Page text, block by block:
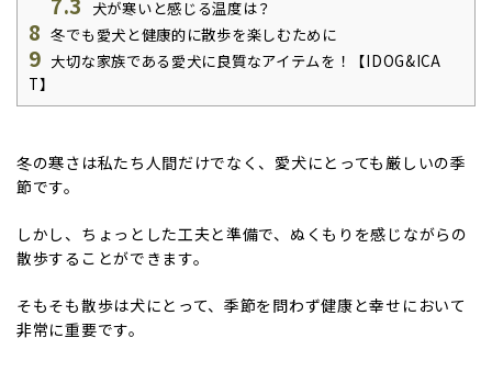
犬が寒いと感じる温度は？
8 冬でも愛犬と健康的に散歩を楽しむために
9 大切な家族である愛犬に良質なアイテムを！【IDOG&ICA
T】
冬の寒さは私たち人間だけでなく、愛犬にとっても厳しいの季
節です。
しかし、ちょっとした工夫と準備で、ぬくもりを感じながらの
散歩することができます。
そもそも散歩は犬にとって、季節を問わず健康と幸せにおいて
非常に重要です。